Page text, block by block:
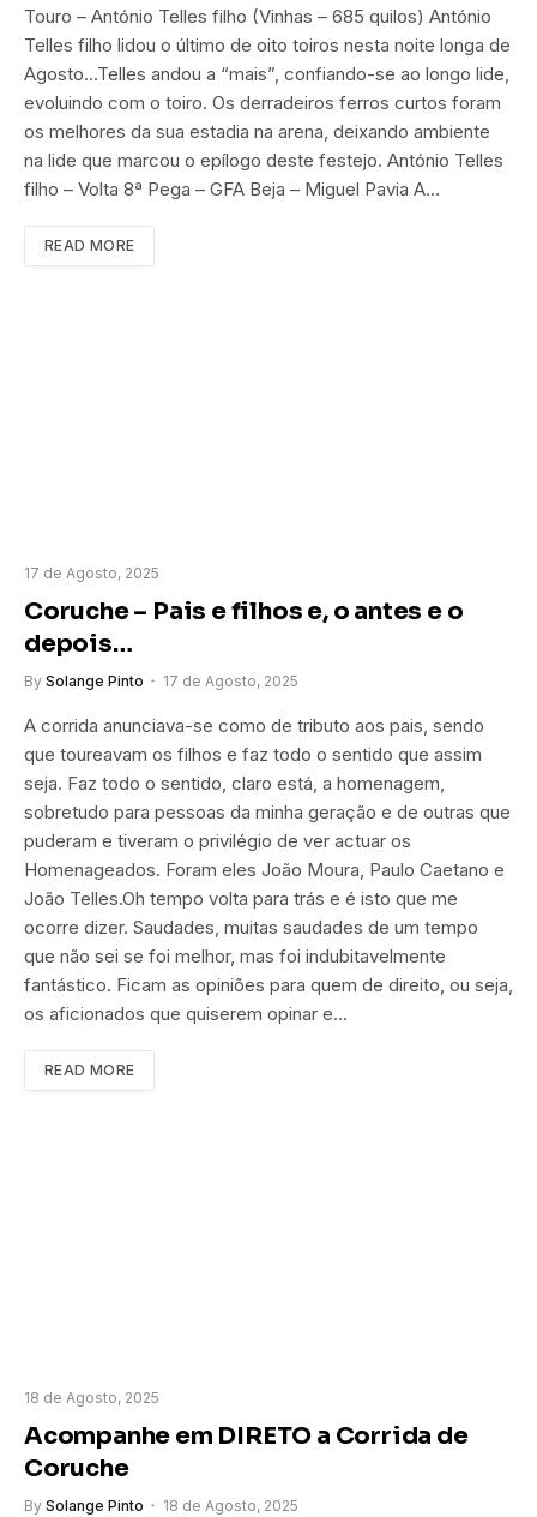
Touro – António Telles filho (Vinhas – 685 quilos) António
Telles filho lidou o último de oito toiros nesta noite longa de
Agosto…Telles andou a “mais”, confiando-se ao longo lide,
evoluindo com o toiro. Os derradeiros ferros curtos foram
os melhores da sua estadia na arena, deixando ambiente
na lide que marcou o epílogo deste festejo. António Telles
filho – Volta 8ª Pega – GFA Beja – Miguel Pavia A…
READ MORE
17 de Agosto, 2025
Coruche – Pais e filhos e, o antes e o
depois…
By Solange Pinto 17 de Agosto, 2025
A corrida anunciava-se como de tributo aos pais, sendo
que toureavam os filhos e faz todo o sentido que assim
seja. Faz todo o sentido, claro está, a homenagem,
sobretudo para pessoas da minha geração e de outras que
puderam e tiveram o privilégio de ver actuar os
Homenageados. Foram eles João Moura, Paulo Caetano e
João Telles.Oh tempo volta para trás e é isto que me
ocorre dizer. Saudades, muitas saudades de um tempo
que não sei se foi melhor, mas foi indubitavelmente
fantástico. Ficam as opiniões para quem de direito, ou seja,
os aficionados que quiserem opinar e…
READ MORE
18 de Agosto, 2025
Acompanhe em DIRETO a Corrida de
Coruche
By Solange Pinto 18 de Agosto, 2025